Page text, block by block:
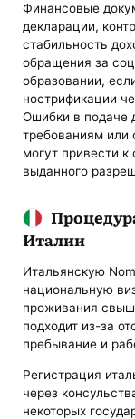
Финансовые
декларации,
стабильность
обращения за
образовании,
нострификации
Ошибки в подаче
требованиям или
могут привести
выданного
Италии
Итальянскую
национальную
проживания
подходит из-за
пребывание и
Регистрация
через
некоторых